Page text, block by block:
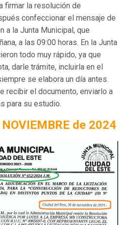
firmar la resolución de
confeccionar el mensaje de
a la Junta Municipal, que
a las 09:00 horas. En la Junta
todo muy rápido, ya que
darle trámite, incluirla en el
se elabora un día antes.
recibir el documento, enviarlo a
para su estudio.
de 2024